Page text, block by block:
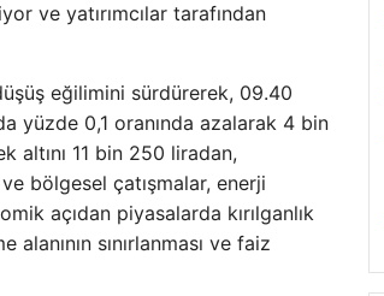
ve yatırımcılar tarafından
eğilimini sürdürerek, 09.40
yüzde 0,1 oranında azalarak 4 bin
altını 11 bin 250 liradan,
bölgesel çatışmalar, enerji
açıdan piyasalarda kırılganlık
sınırlanması ve faiz